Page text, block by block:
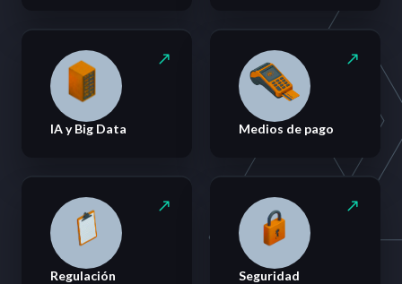
IA y Big Data Medios de pago
Regulación Seguridad